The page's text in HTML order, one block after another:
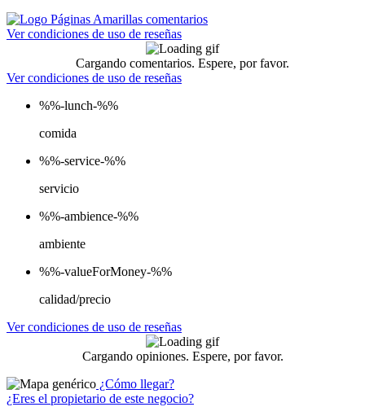
Ver condiciones de uso de reseñas
Cargando comentarios. Espere, por favor.
Ver condiciones de uso de reseñas
%%-lunch-%%
comida
%%-service-%%
servicio
%%-ambience-%%
ambiente
%%-valueForMoney-%%
calidad/precio
Ver condiciones de uso de reseñas
Cargando opiniones. Espere, por favor.
¿Cómo llegar?
¿Eres el propietario de este negocio?